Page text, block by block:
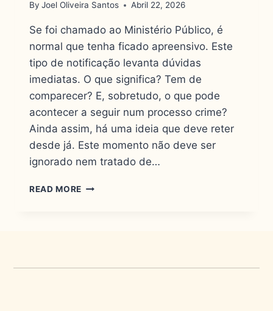
By Joel Oliveira Santos Abril 22, 2026
Se foi chamado ao Ministério Público, é
normal que tenha ficado apreensivo. Este
tipo de notificação levanta dúvidas
imediatas. O que significa? Tem de
comparecer? E, sobretudo, o que pode
acontecer a seguir num processo crime?
Ainda assim, há uma ideia que deve reter
desde já. Este momento não deve ser
ignorado nem tratado de…
READ MORE